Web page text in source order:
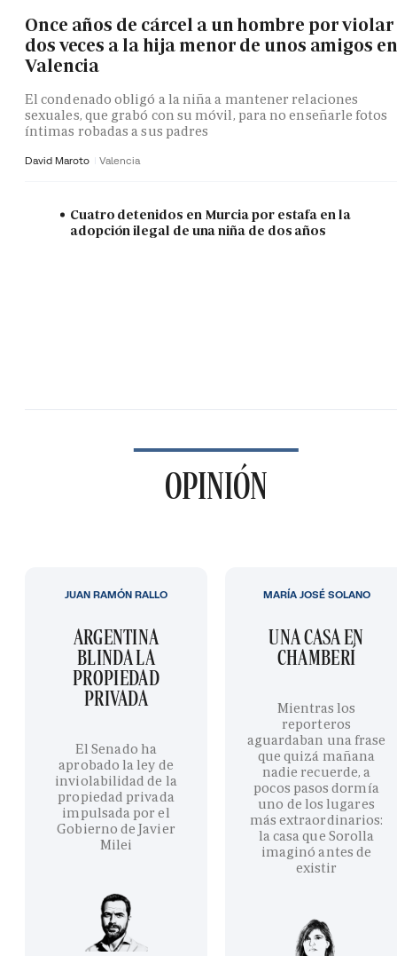
Once años de cárcel a un hombre por violar
dos veces a la hija menor de unos amigos en
Valencia
El condenado obligó a la niña a mantener relaciones
sexuales, que grabó con su móvil, para no enseñarle fotos
íntimas robadas a sus padres
David Maroto Valencia
Cuatro detenidos en Murcia por estafa en la
adopción ilegal de una niña de dos años
OPINIÓN
ARGENTINA
BLINDA LA
PROPIEDAD
PRIVADA
El Senado ha
aprobado la ley de
inviolabilidad de la
propiedad privada
impulsada por el
Gobierno de Javier
Milei
JUAN RAMÓN RALLO
UNA CASA EN
CHAMBERÍ
Mientras los
reporteros
aguardaban una frase
que quizá mañana
nadie recuerde, a
pocos pasos dormía
uno de los lugares
más extraordinarios:
la casa que Sorolla
imaginó antes de
existir
MARÍA JOSÉ SOLANO